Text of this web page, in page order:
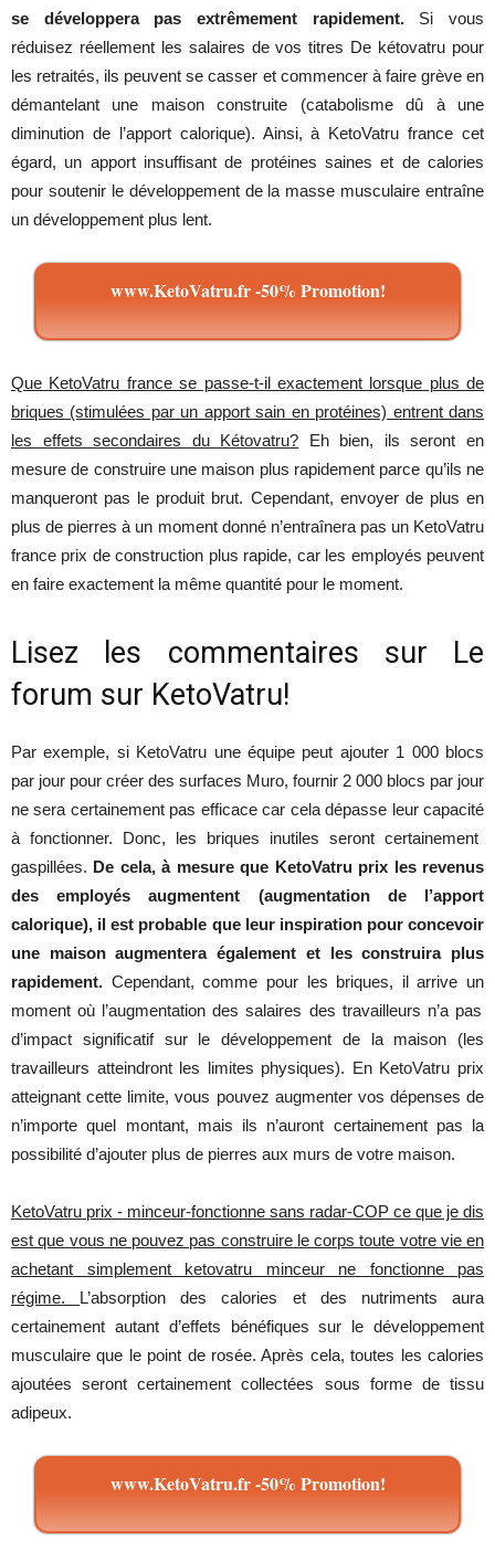
se développera pas extrêmement rapidement.Si vous
réduisez réellement les salaires devos titres De kétovatru pour
les retraités, ils peuvent se casser et commencerà faire grèveen
démantelant
une maisonconstruite (catabolisme dû à une
diminution de l’apport calorique). Ainsi, à KetoVatru france cet
égard, un apport insuffisant de protéines saines et decalories
pour soutenirle développementde la masse musculaire entraîne
un développement plus lent.
www.KetoVatru.fr -50% Promotion!
Que KetoVatru france se passe-t-il exactement lorsque plus de
briques (stimulées par un apport sain en protéines) entrent dans
les effets secondaires du Kétovatru? Eh bien, ils seront en
mesure de construire une maison plus rapidement parce qu’ils ne
manqueront pas le produit brut. Cependant, envoyerde plus en
plus de pierres à un moment donné n’entraînerapas un KetoVatru
france prix deconstruction plus rapide, car les employés peuvent
en faire exactement la même quantité pour le moment.
Lisez les commentaires sur Le
forum sur KetoVatru!
Parexemple, si KetoVatru uneéquipe peut ajouter1 000 blocs
par jour pour créer des surfaces Muro, fournir 2 000 blocs par jour
ne sera certainementpas efficacecar celadépasse leur capacité
à fonctionner. Donc, les briques inutiles seront certainement
gaspillées. De cela, à mesure que KetoVatru prix les revenus
des employés augmentent (augmentation de l’apport
calorique), il est probable que leur inspiration pour concevoir
une maison augmentera également et les construira plus
rapidement. Cependant,comme pour les briques, il arrive un
momentoù l’augmentation dessalaires des travailleurs n’apas
d’impact significatifsur le développement de la maison (les
travailleurs atteindront les limites physiques). En KetoVatru prix
atteignant cette limite, vous pouvez augmenter vos dépenses de
n’importe quel montant, mais ils n’auront certainementpas la
possibilité d’ajouter plus de pierres aux murs de votre maison.
KetoVatru prix - minceur-fonctionne sans radar-COP ce que je dis
est que vous ne pouvez pas construire le corps toute votre vie en
achetant simplement ketovatru minceur ne fonctionne pas
régime. L’absorption descalories et des nutriments aura
certainement autant d’effets bénéfiques sur ledéveloppement
musculaire que le point de rosée.Après cela,toutes les calories
ajoutées seront certainement collectées sous formedetissu
adipeux.
www.KetoVatru.fr -50% Promotion!